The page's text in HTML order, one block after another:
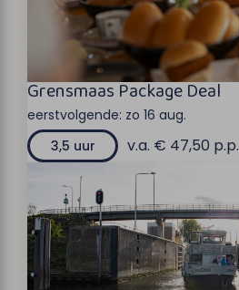
Grensmaas Package Deal
eerstvolgende: zo 16 aug.
3,5 uur
v.a. € 47,50 p.p.